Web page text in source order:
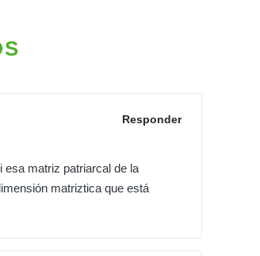
Responder
esa matriz patriarcal de la
matriztica que está